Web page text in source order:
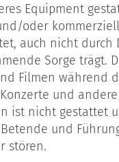
Equipment
oder
auch nicht durch
Sorge trägt.
Filmen während
und
ist nicht gestattet
und
stören.